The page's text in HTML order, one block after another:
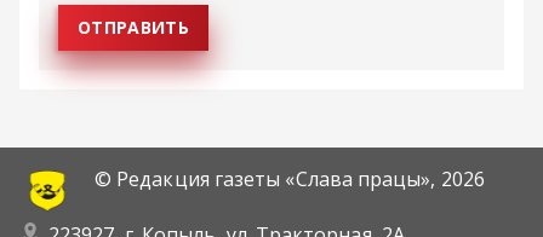
© Редакция газеты «Слава працы», 2026